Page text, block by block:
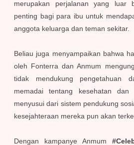
merupakan perjalanan yang luar
penting bagi para ibu untuk
anggota keluarga dan teman sekitar.
Beliau juga menyampaikan bahwa
oleh Fonterra dan Anmum
tidak mendukung pengetahuan
memadai tentang kesehatan
menyusui dari sistem pendukung
kesejahteraan mereka pun akan
Dengan kampanye Anmum